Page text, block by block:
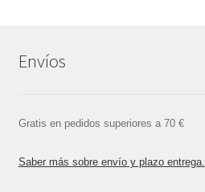
Envíos
Gratis en pedidos superiores a 70 €
Saber más sobre envío y plazo entrega.